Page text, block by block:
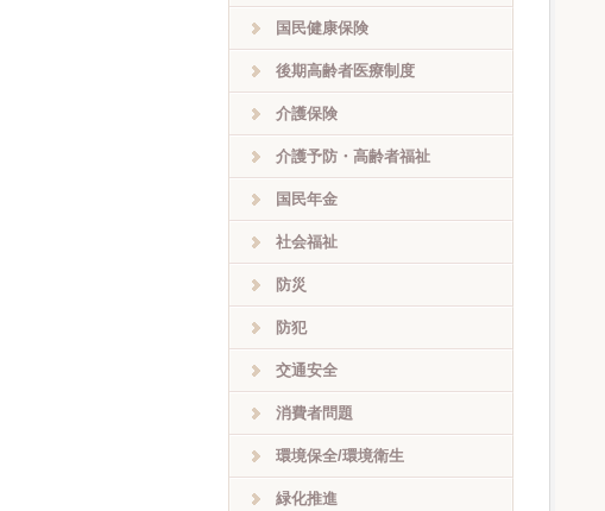
国民健康保険
後期高齢者医療制度
介護保険
介護予防・高齢者福祉
国民年金
社会福祉
防災
防犯
交通安全
消費者問題
環境保全/環境衛生
緑化推進